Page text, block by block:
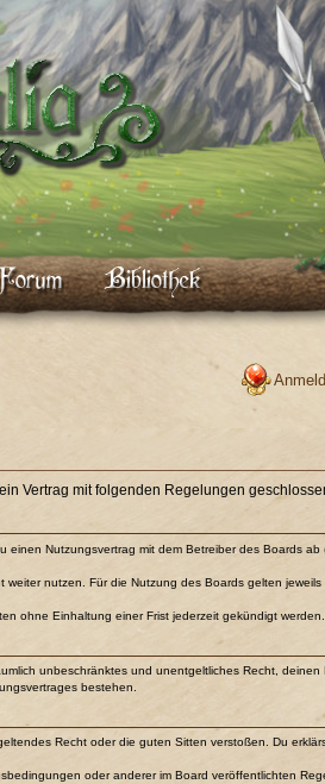
Vertrag mit folgenden Regelungen
einen Nutzungsvertrag mit dem Betreiber des Boards ab
nutzen. Für die Nutzung des Boards gelten
ohne Einhaltung einer Frist jederzeit gekündigt werden.
unbeschränktes und unentgeltliches Recht, deinen
bestehen.
Recht oder die guten Sitten verstoßen. Du
oder anderer im Board veröffentlichten